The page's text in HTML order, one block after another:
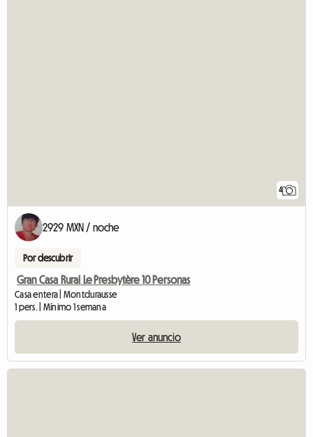
4
2929 MXN / noche
Por descubrir
Gran Casa Rural Le Presbytère 10 Personas
Casa entera | Montdurausse
1 pers. | Mínimo 1 semana
Ver anuncio